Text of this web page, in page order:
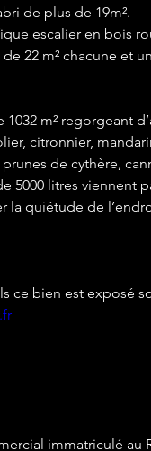
de plus de 19m².
escalier en bois
22 m² chacune et
m² regorgeant
citronnier,
de cythère,
5000 litres viennent
la quiétude de
ce bien est exposé
immatriculé au